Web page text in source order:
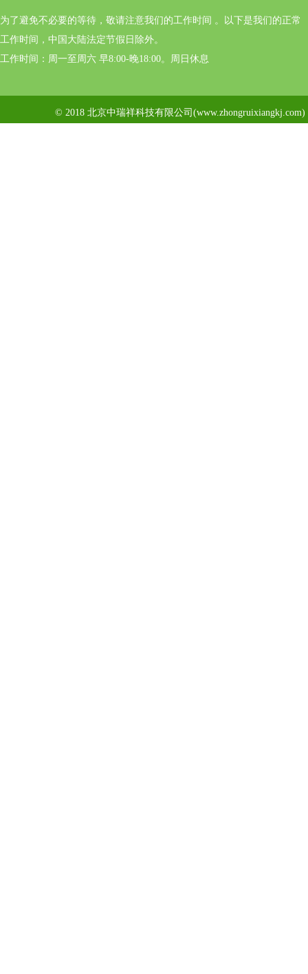
为了避免不必要的等待，敬请注意我们的工作时间 。以下是我们的正常
工作时间，中国大陆法定节假日除外。
工作时间：周一至周六 早8:00-晚18:00。周日休息
© 2018 北京中瑞祥科技有限公司